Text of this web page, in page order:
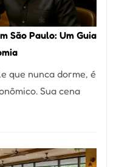
São Paulo: Um Guia
que nunca dorme, é
Sua cena